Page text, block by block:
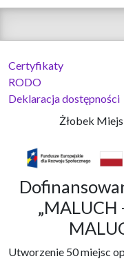
Certyfikaty
RODO
Deklaracja dostępności
Żłobek
„MALUCH
Utworzenie 50 miejsc